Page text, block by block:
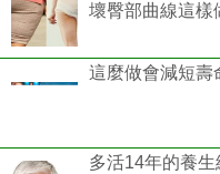
壞臀部曲線這樣
這麼做會減短壽
多活14年的養